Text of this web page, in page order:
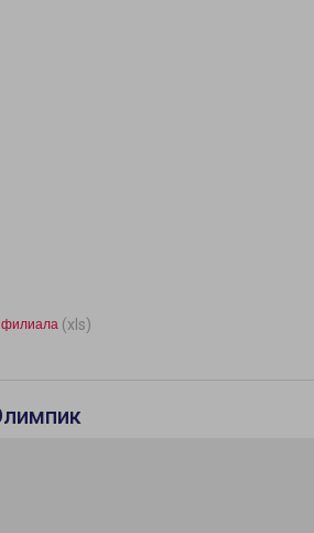
филиала (xls)